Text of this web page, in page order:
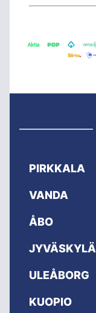
PIRKKALA
VANDA
ÅBO
JYVÄSKYLÄ
ULEÅBORG
KUOPIO